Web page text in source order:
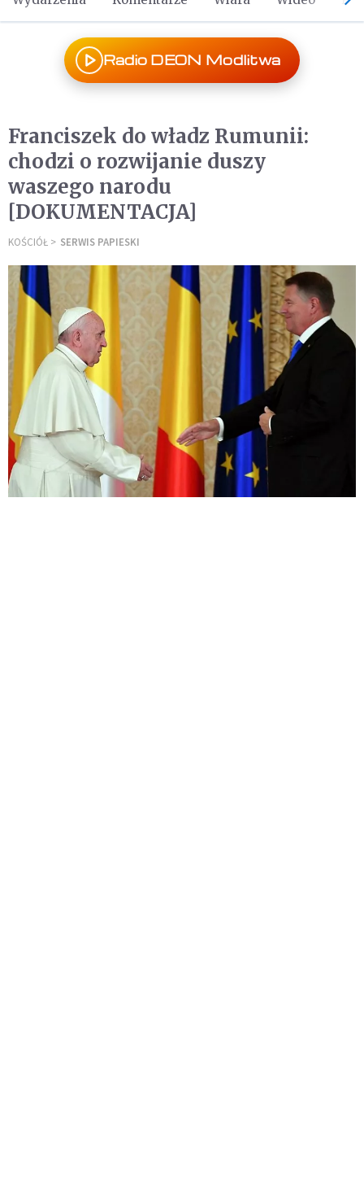
Radio DEON Modlitwa
Franciszek do władz Rumunii:
chodzi o rozwijanie duszy
waszego narodu
[DOKUMENTACJA]
KOŚCIÓŁ SERWIS PAPIESKI